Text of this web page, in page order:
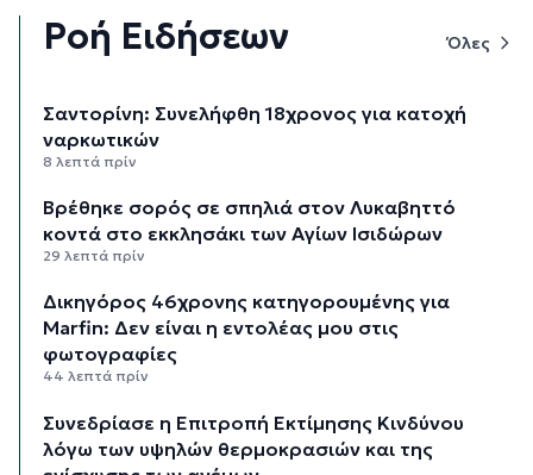
Ροή Ειδήσεων Όλες
Σαντορίνη: Συνελήφθη 18χρονος για κατοχή
ναρκωτικών
8 λεπτά πρίν
Βρέθηκε σορός σε σπηλιά στον Λυκαβηττό
κοντά στο εκκλησάκι των Αγίων Ισιδώρων
29 λεπτά πρίν
Δικηγόρος 46χρονης κατηγορουμένης για
Marfin: Δεν είναι η εντολέας μου στις
φωτογραφίες
44 λεπτά πρίν
Συνεδρίασε η Επιτροπή Εκτίμησης Κινδύνου
λόγω των υψηλών θερμοκρασιών και της